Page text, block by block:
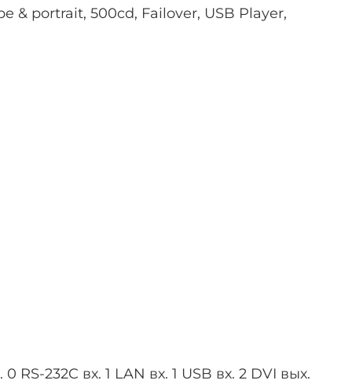
& portrait, 500cd, Failover, USB Player,
232C вх. 1 LAN вх. 1 USB вх. 2 DVI вых.